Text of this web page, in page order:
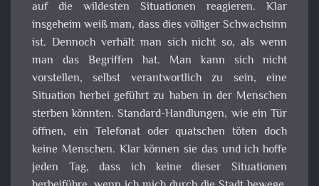
auf die wildesten Situationen reagieren. Klar
insgeheim weiß man, dass dies völliger Schwachsinn
ist. Dennoch verhält man sich nicht so, als wenn
man das Begriffen hat. Man kann sich nicht
vorstellen, selbst verantwortlich zu sein, eine
Situation herbei geführt zu haben in der Menschen
sterben könnten. Standard-Handlungen, wie ein Tür
öffnen, ein Telefonat oder quatschen töten doch
keine Menschen. Klar können sie das und ich hoffe
jeden Tag, dass ich keine dieser Situationen